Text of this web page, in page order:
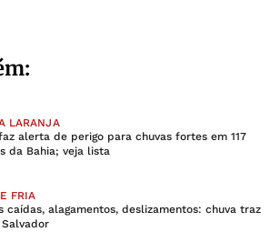
LARANJA
alerta de perigo para chuvas fortes em 117
da Bahia; veja lista
FRIA
caídas, alagamentos, deslizamentos: chuva traz